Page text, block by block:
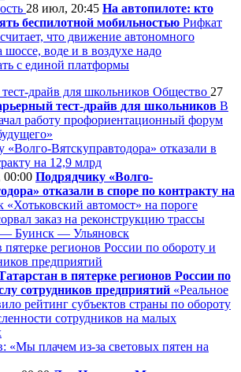
28 июл, 20:45 На автопилоте: кто
беспилотной мобильностью Рифкат
что движение автономного
шоссе, воде и в воздухе надо
с единой платформы
Общество 27
тест-драйв для школьников В
работу профориентационный форум
00:00 Подрядчику «Волго-
отказали в споре по контракту на
«Хотьковский автомост» на пороге
заказ на реконструкцию трассы
— Буинск — Ульяновск
в пятерке регионов России по
сотрудников предприятий «Реальное
рейтинг субъектов страны по обороту
сотрудников на малых